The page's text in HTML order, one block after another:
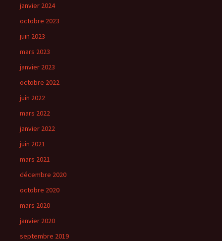
janvier 2024
octobre 2023
juin 2023
mars 2023
janvier 2023
octobre 2022
juin 2022
mars 2022
janvier 2022
juin 2021
mars 2021
décembre 2020
octobre 2020
mars 2020
janvier 2020
septembre 2019